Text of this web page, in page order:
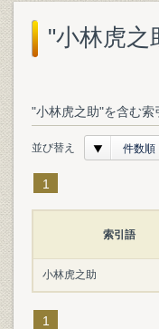
"小林虎之
"小林虎之助"を含む
並び替え 件数
1
索引語
小林虎之助
1